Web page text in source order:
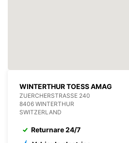
WINTERTHUR TOESS AMAG
ZUERCHERSTRASSE 240
8406 WINTERTHUR
SWITZERLAND
Returnare 24/7